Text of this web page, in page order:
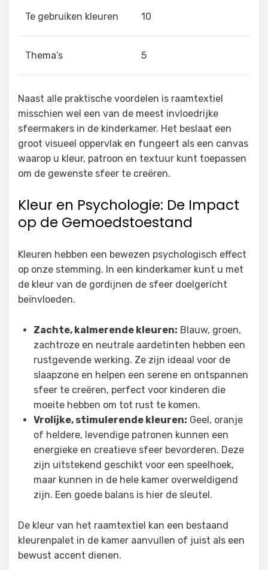
Te gebruiken kleuren 10
Thema’s 5
Naast alle praktische voordelen is raamtextiel
misschien wel een van de meest invloedrijke
sfeermakers in de kinderkamer. Het beslaat een
groot visueel oppervlak en fungeert als een canvas
waarop u kleur, patroon en textuur kunt toepassen
om de gewenste sfeer te creëren.
Kleur en Psychologie: De Impact
op de Gemoedstoestand
Kleuren hebben een bewezen psychologisch effect
op onze stemming. In een kinderkamer kunt u met
de kleur van de gordijnen de sfeer doelgericht
beïnvloeden.
Zachte, kalmerende kleuren: Blauw, groen,
zachtroze en neutrale aardetinten hebben een
rustgevende werking. Ze zijn ideaal voor de
slaapzone en helpen een serene en ontspannen
sfeer te creëren, perfect voor kinderen die
moeite hebben om tot rust te komen.
Vrolijke, stimulerende kleuren: Geel, oranje
of heldere, levendige patronen kunnen een
energieke en creatieve sfeer bevorderen. Deze
zijn uitstekend geschikt voor een speelhoek,
maar kunnen in de hele kamer overweldigend
zijn. Een goede balans is hier de sleutel.
De kleur van het raamtextiel kan een bestaand
kleurenpalet in de kamer aanvullen of juist als een
bewust accent dienen.